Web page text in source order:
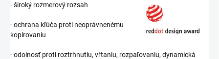
- široký rozmerový rozsah
- ochrana kľúča proti neoprávnenému
kopírovaniu
- odolnosť proti roztrhnutiu, vŕtaniu, rozpaľovaniu, dynamická